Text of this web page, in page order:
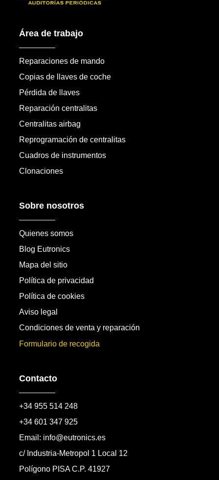
Área de trabajo
Reparaciones de mando
Copias de llaves de coche
Pérdida de llaves
Reparación centralitas
Centralitas airbag
Reprogramación de centralitas
Cuadros de instrumentos
Clonaciones
Sobre nosotros
Quienes somos
Blog Eutronics
Mapa del sitio
Política de privacidad
Política de cookies
Aviso legal
Condiciones de venta y reparación
Formulario de recogida
Contacto
+34 955 514 248
+34 601 347 925
Email: info@eutronics.es
c/ Industria-Metropol 1 Local 12
Polígono PISA C.P. 41927